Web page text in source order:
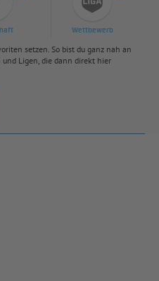
Wettbewerb
setzen. So bist du ganz nah an
Ligen, die dann direkt hier